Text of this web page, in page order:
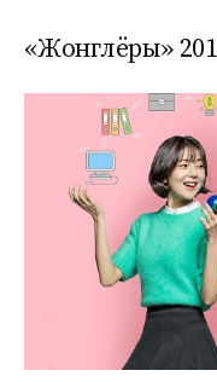
«Жонглёры»